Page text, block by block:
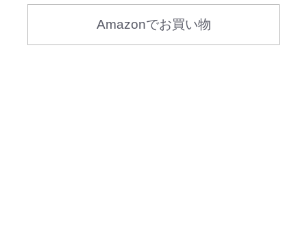
Amazonでお買い物